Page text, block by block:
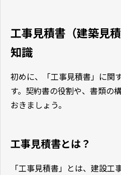
工事見積書（建築見
知識
初めに、「工事見積書」に関
す。契約書の役割や、書類の
おきましょう。
工事見積書とは？
「工事見積書」とは、建設